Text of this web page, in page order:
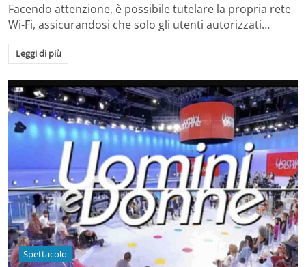
Facendo attenzione, è possibile tutelare la propria rete
Wi-Fi, assicurandosi che solo gli utenti autorizzati…
Leggi di più
Spettacolo